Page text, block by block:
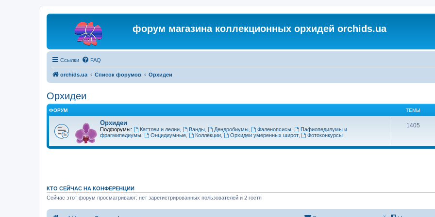
форум магазина коллекционных орхидей orchids.ua
Ссылки FAQ
orchids.ua Список форумов Орхидеи
Орхидеи
ФОРУМ ТЕМЫ
Орхидеи
Подфорумы: Каттлеи и лелии, Ванды, Дендробиумы, Фаленопсисы
Пафиопедилумы и
фрагмипедиумы
Онцидиумные, Коллекции, Орхидеи умеренных широт, Фотоконкурсы
1405
КТО СЕЙЧАС НА КОНФЕРЕНЦИИ
Сейчас этот форум просматривают: нет зарегистрированных пользователей и 2 гостя